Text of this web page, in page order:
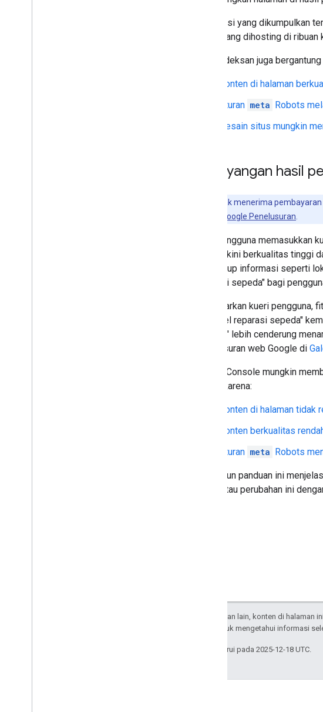
Informasi yang dikumpulkan
besar yang dihosting di
Pengindeksan juga
Konten di halaman
Aturan meta Robots
Desain situs mungkin
Penayangan hasil
Google tidak menerima
lanjut iklan di Google Penelusuran
Saat pengguna memasukkan
kami yakini berkualitas tinggi
mencakup informasi seperti
reparasi sepeda" bagi
Berdasarkan kueri pengguna,
"bengkel reparasi sepeda"
modern" lebih cenderung
penelusuran web Google di
Search Console mungkin
terjadi karena:
Konten di halaman
Konten berkualitas
Aturan meta Robots
Meskipun panduan ini
memantau perubahan ini
Kecuali dinyatakan lain, konten di halaman
. Untuk mengetahui informasi
Terakhir diperbarui pada 2025-12-18 UTC.